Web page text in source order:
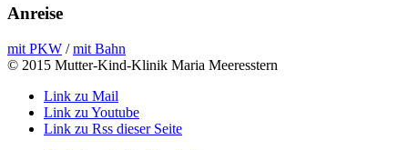
Anreise
mit PKW /mit Bahn
© 2015 Mutter-Kind-Klinik Maria Meeresstern
Link zu Mail
Link zu Youtube
Link zu Rss dieser Seite